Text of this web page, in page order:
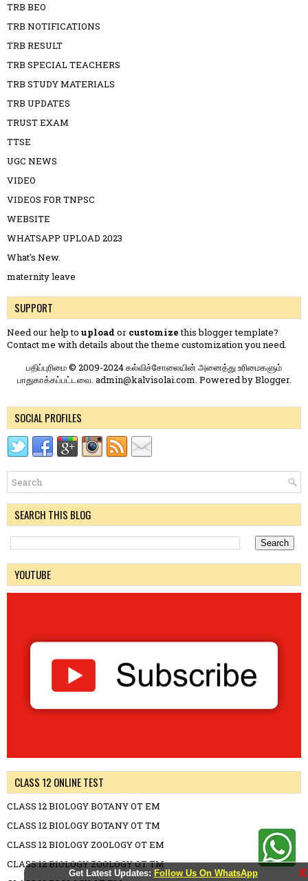
Get Latest Updates: Follow Us On WhatsApp X
TRB BEO
TRB NOTIFICATIONS
TRB RESULT
TRB SPECIAL TEACHERS
TRB STUDY MATERIALS
TRB UPDATES
TRUST EXAM
TTSE
UGC NEWS
VIDEO
VIDEOS FOR TNPSC
WEBSITE
WHATSAPP UPLOAD 2023
What's New.
maternity leave
SUPPORT
Need our help to upload or customizethis blogger template?
Contact me with details about the theme customization you need.
பதிப்புரிமை © 2009-2024 கல்விச்சோலையின் அனைத்து உரிமைகளும்
பாதுகாக்கப்பட்டவை. admin@kalvisolai.com. Powered byBlogger.
SOCIAL PROFILES
SEARCH THIS BLOG
YOUTUBE
CLASS 12 ONLINE TEST
CLASS 12 BIOLOGY BOTANY OT EM
CLASS 12 BIOLOGY BOTANY OT TM
CLASS 12 BIOLOGY ZOOLOGY OT EM
CLASS 12 BIOLOGY ZOOLOGY OT TM